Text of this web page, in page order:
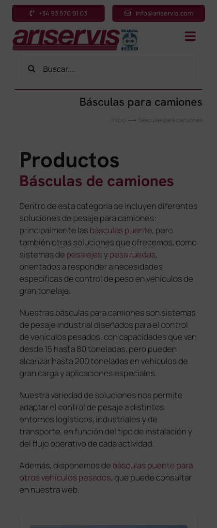
Saltar
contenido
+34 93 570 91 03 info@ariservis.com
Inicio
Productos
Servicios
Sobre nosotros
Buscar:
Básculas para camiones
Inicio Básculas para camiones
Productos
Básculas de camiones
Dentro de esta categoría se incluyen diferentes
soluciones de pesaje para camiones:
principalmente las básculas puente, pero
también otras soluciones que ofrecemos, como
sistemas de pesa ejesy pesa ruedas,
orientados a responder a necesidades
específicas de control de peso en vehículos de
gran tonelaje.
Nuestras básculas para camiones son sistemas
de pesaje industrial diseñados para el control
de vehículos pesados, con capacidades que van
desde 15 hasta 80 toneladas, pero pueden
alcanzar hasta 200 toneladas en vehículos de
gran carga y aplicaciones especiales.
Nuestra variedad de soluciones nos permite
adaptar el control de pesaje a distintos
entornos logísticos, industriales y de
transporte, en función del tipo de instalación y
del flujo operativo de cada actividad.
Además, disponemos de básculas puente para
otros vehículos pesados, que puede consultar
en nuestra web.